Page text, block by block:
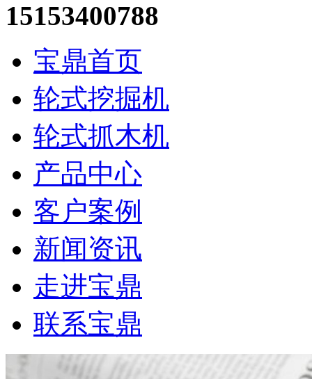
15153400788
宝鼎首页
轮式挖掘机
轮式抓木机
产品中心
客户案例
新闻资讯
走进宝鼎
联系宝鼎